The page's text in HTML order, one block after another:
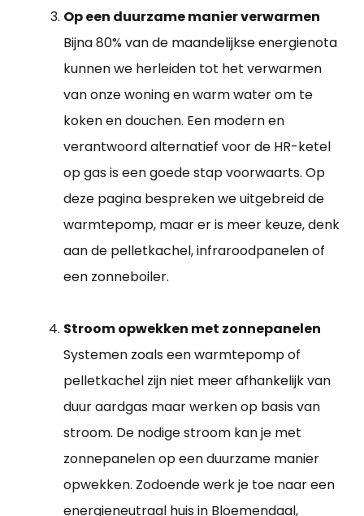
Op een duurzame manier verwarmen
Bijna 80% van de maandelijkse energienota
kunnen we herleiden tot het verwarmen
van onze woning en warm water om te
koken en douchen. Een modern en
verantwoord alternatief voor de HR-ketel
op gas is een goede stap voorwaarts. Op
deze pagina bespreken we uitgebreid de
warmtepomp, maar er is meer keuze, denk
aan de pelletkachel, infraroodpanelen of
een zonneboiler.
Stroom opwekken met zonnepanelen
Systemen zoals een warmtepomp of
pelletkachel zijn niet meer afhankelijk van
duur aardgas maar werken op basis van
stroom. De nodige stroom kan je met
zonnepanelen op een duurzame manier
opwekken. Zodoende werk je toe naar een
energieneutraal huis in Bloemendaal,